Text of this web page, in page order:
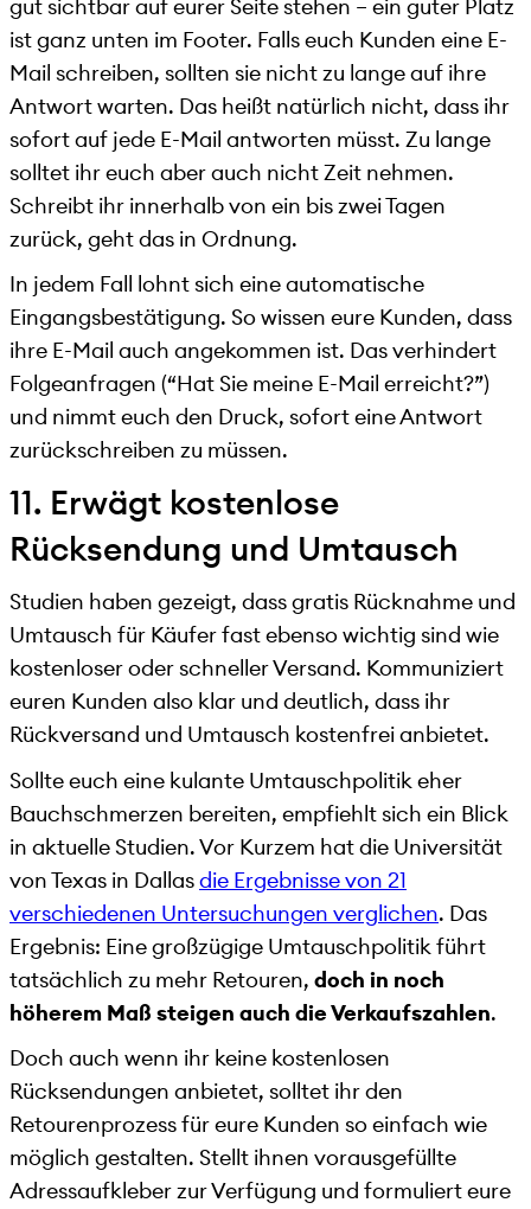
gut sichtbar auf eurer Seite stehen – ein guter Platz
ist ganz unten im Footer. Falls euch Kunden eine E-
Mail schreiben, sollten sie nicht zu lange auf ihre
Antwort warten. Das heißt natürlich nicht, dass ihr
sofort auf jede E-Mail antworten müsst. Zu lange
solltet ihr euch aber auch nicht Zeit nehmen.
Schreibt ihr innerhalb von ein bis zwei Tagen
zurück, geht das in Ordnung.
In jedem Fall lohnt sich eine automatische
Eingangsbestätigung. So wissen eure Kunden, dass
ihre E-Mail auch angekommen ist. Das verhindert
Folgeanfragen (“Hat Sie meine E-Mail erreicht?”)
und nimmt euch den Druck, sofort eine Antwort
zurückschreiben zu müssen.
11. Erwägt kostenlose
Rücksendung und Umtausch
Studien haben gezeigt, dass gratis Rücknahme und
Umtausch für Käufer fast ebenso wichtig sind wie
kostenloser oder schneller Versand. Kommuniziert
euren Kunden also klar und deutlich, dass ihr
Rückversand und Umtausch kostenfrei anbietet.
Sollte euch eine kulante Umtauschpolitik eher
Bauchschmerzen bereiten, empfiehlt sich ein Blick
in aktuelle Studien. Vor Kurzem hat die Universität
von Texas in Dallasdie Ergebnisse von 21
verschiedenen Untersuchungen verglichen. Das
Ergebnis: Eine großzügige Umtauschpolitik führt
tatsächlich zu mehr Retouren, doch in noch
höherem Maß steigen auch die Verkaufszahlen.
Doch auch wenn ihr keine kostenlosen
Rücksendungen anbietet, solltet ihr den
Retourenprozess für eure Kunden so einfach wie
möglich gestalten. Stellt ihnen vorausgefüllte
Adressaufkleber zur Verfügung und formuliert eure